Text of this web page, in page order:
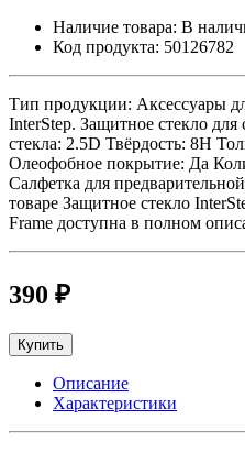
Наличие товара: В
Код продукта: 50126782
Тип продукции: Аксессуары
InterStep. Защитное стекло
стекла: 2.5D Твёрдость: 8H
Олеофобное покрытие: Да
Салфетка для
товаре Защитное стекло
Frame доступна в полном
390 ₽
Купить
Описание
Характеристики